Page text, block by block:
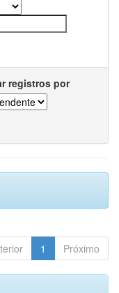
registros por
1 Próximo